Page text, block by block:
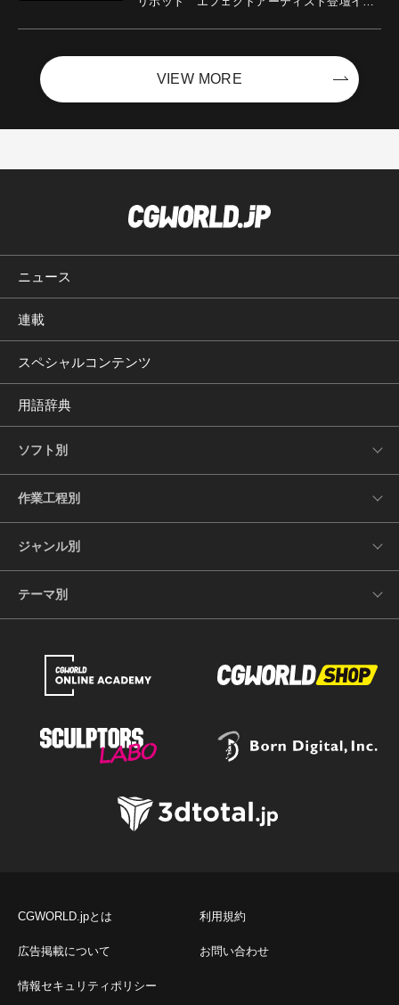
VIEW MORE
ニュース
連載
スペシャルコンテンツ
用語辞典
ソフト別
作業工程別
ジャンル別
テーマ別
CGWORLD.jpとは 利用規約
広告掲載について お問い合わせ
情報セキュリティポリシー